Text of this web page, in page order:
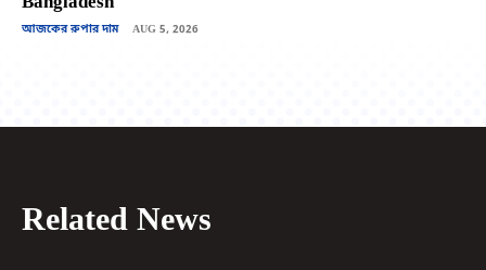
আজকের রুপার দাম AUG 5, 2026
Related News